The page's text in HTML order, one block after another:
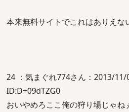
本来無料サイトでこれはありえな
24 ：気まぐれ774さん：2013/11/
ID:D+09dTZG0
おいやめろここ俺の狩り場じゃね